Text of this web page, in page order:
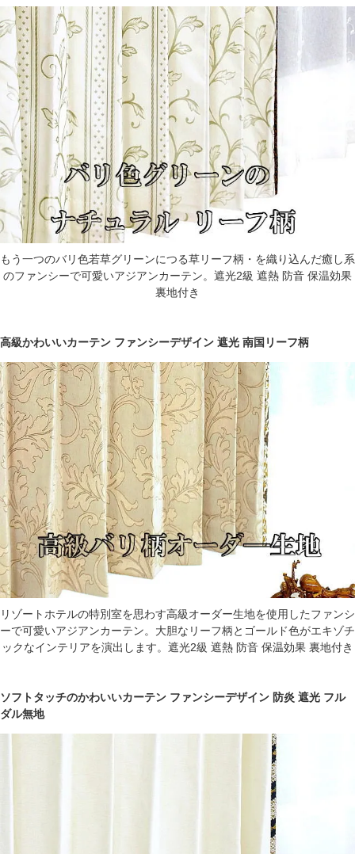
もう一つのバリ色若草グリーンにつる草リーフ柄・を織り込んだ癒し系
のファンシーで可愛いアジアンカーテン。遮光2級 遮熱 防音 保温効果
裏地付き
高級かわいいカーテン ファンシーデザイン 遮光 南国リーフ柄
リゾートホテルの特別室を思わす高級オーダー生地を使用したファンシ
ーで可愛いアジアンカーテン。大胆なリーフ柄とゴールド色がエキゾチ
ックなインテリアを演出します。遮光2級 遮熱 防音 保温効果 裏地付き
ソフトタッチのかわいいカーテン ファンシーデザイン 防炎 遮光 フル
ダル無地